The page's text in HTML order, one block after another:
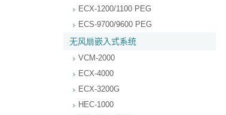
ECX-1200/1100 PEG
ECS-9700/9600 PEG
无风扇嵌入式系统
VCM-2000
ECX-4000
ECX-3200G
HEC-1000